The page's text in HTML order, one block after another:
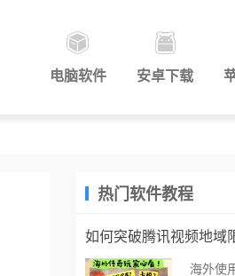
电脑软件 安卓下载
热门软件教程
如何突破腾讯视频地域
海外使